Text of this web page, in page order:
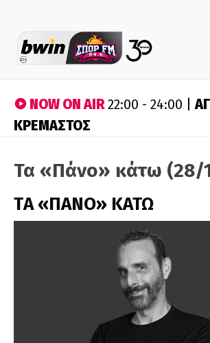
NOW ON AIR22:00 - 24:00 |
ΚΡΕΜΑΣΤΟΣ
Τα «Πάνο» κάτω (28/
ΤA «ΠΑΝΟ» ΚΑΤΩ